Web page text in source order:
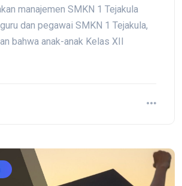
manajemen SMKN 1 Tejakula
dan pegawai SMKN 1 Tejakula,
bahwa anak-anak Kelas XII